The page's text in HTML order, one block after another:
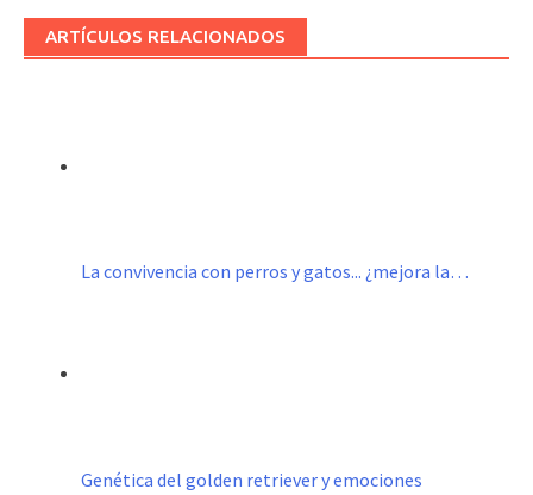
ARTÍCULOS RELACIONADOS
La convivencia con perros y gatos... ¿mejora la…
Genética del golden retriever y emociones